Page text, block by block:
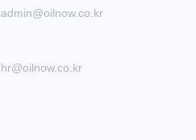
admin@oilnow.co.kr
hr@oilnow.co.kr